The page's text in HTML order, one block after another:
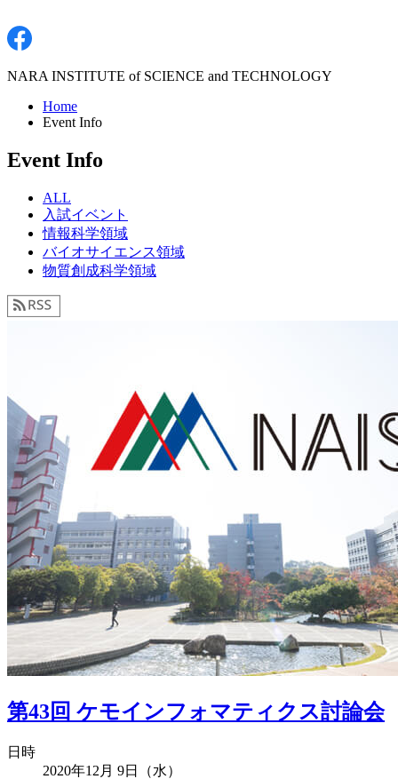
NARA INSTITUTE of SCIENCE and TECHNOLOGY
Home
Event Info
Event Info
ALL
入試イベント
情報科学領域
バイオサイエンス領域
物質創成科学領域
第43回 ケモインフォマティクス討論会
日時
2020年12月 9日（水）